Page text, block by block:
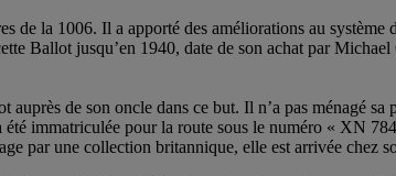
de la 1006. Il a apporté des améliorations au
Ballot jusqu’en 1940, date de son achat par
de son oncle dans ce but. Il n’a pas ménagé sa
immatriculée pour la route sous le numéro « XN
par une collection britannique, elle est arrivée chez